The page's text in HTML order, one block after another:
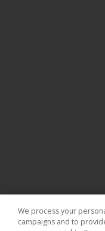
We process your
campaigns and to